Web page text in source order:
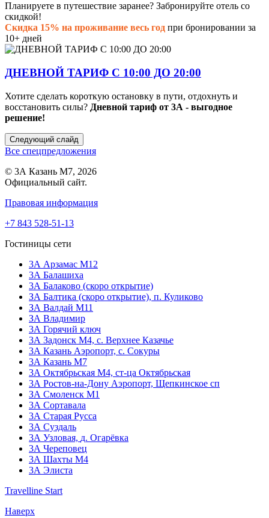
Планируете в путешествие заранее? Забронируйте отель со
скидкой!
Скидка 15% на проживание весь год при бронировании за
10+ дней
ДНЕВНОЙ ТАРИФ С 10:00 ДО 20:00
Хотите сделать короткую остановку в пути, отдохнуть и
восстановить силы? Дневной тариф от 3А - выгодное
решение!
Следующий слайд
Все спецпредложения
© 3А Казань М7, 2026
Официальный сайт.
Правовая информация
+7 843 528-51-13
Гостиницы сети
3А Арзамас М12
3А Балашиха
3А Балаково (скоро открытие)
ЗА Балтика (скоро открытие), п. Куликово
ЗА Валдай M11
ЗА Владимир
3А Горячий ключ
3А Задонск М4, с. Верхнее Казачье
3А Казань Аэропорт, с. Сокуры
3А Казань М7
3А Октябрьская М4, ст-ца Октябрьская
3А Ростов-на-Дону Аэропорт, Щепкинское сп
ЗА Смоленск М1
3А Сортавала
3А Старая Русса
3А Суздаль
3А Узловая, д. Огарёвка
3А Череповец
3А Шахты М4
3А Элиста
Travelline Start
Наверх